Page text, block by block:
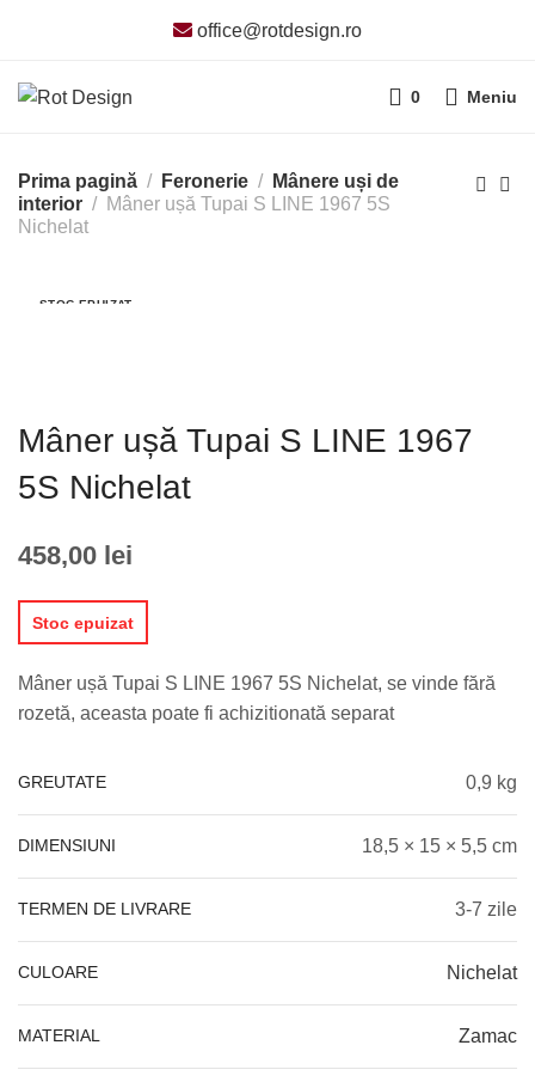
office@rotdesign.ro
0 Meniu
Prima pagină Feronerie
Mânere uși de
interior
Mâner ușă Tupai S LINE 1967 5S
Nichelat
STOC EPUIZAT
Mâner ușă Tupai S LINE 1967
5S Nichelat
458,00 lei
Stoc epuizat
Mâner ușă Tupai S LINE 1967 5S Nichelat, se vinde fără
rozetă, aceasta poate fi achizitionată separat
GREUTATE 0,9 kg
DIMENSIUNI 18,5 × 15 × 5,5 cm
TERMEN DE LIVRARE 3-7 zile
CULOARE Nichelat
MATERIAL Zamac